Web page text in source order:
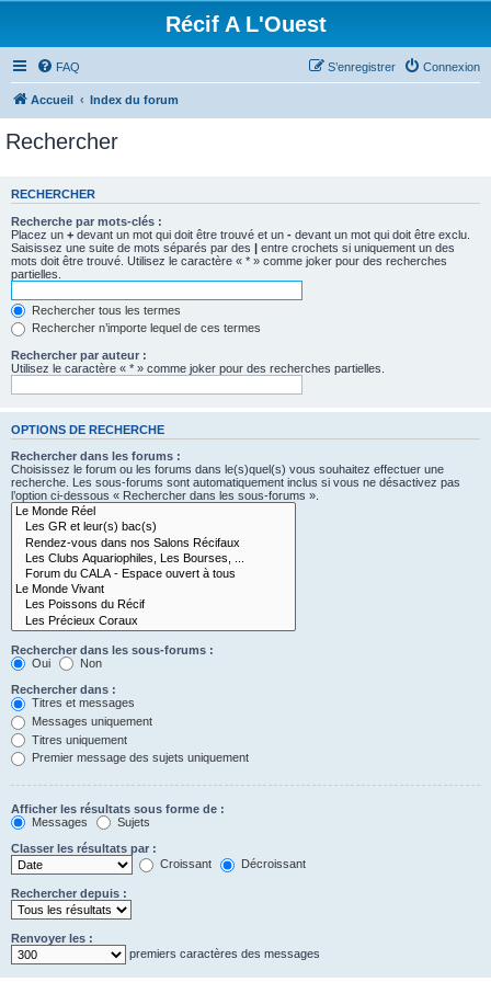
Récif A L'Ouest
FAQ Connexion
S’enregistrer
Accueil Index du forum
Rechercher
RECHERCHER
Recherche par mots-clés :
Placez un + devant un mot qui doit être trouvé et un - devant un mot qui doit être exclu.
Saisissez une suite de mots séparés par des | entre crochets si uniquement un des
mots doit être trouvé. Utilisez le caractère « * » comme joker pour des recherches
partielles.
Rechercher tous les termes
Rechercher n’importe lequel de ces termes
Rechercher par auteur :
Utilisez le caractère « * » comme joker pour des recherches partielles.
OPTIONS DE RECHERCHE
Rechercher dans les forums :
Choisissez le forum ou les forums dans le(s)quel(s) vous souhaitez effectuer une
recherche. Les sous-forums sont automatiquement inclus si vous ne désactivez pas
l’option ci-dessous « Rechercher dans les sous-forums ».
Rechercher dans les sous-forums :
Oui
Non
Rechercher dans :
Titres et messages
Messages uniquement
Titres uniquement
Premier message des sujets uniquement
Afficher les résultats sous forme de :
Messages
Sujets
Classer les résultats par :
Croissant
Décroissant
Rechercher depuis :
Renvoyer les :
premiers caractères des messages